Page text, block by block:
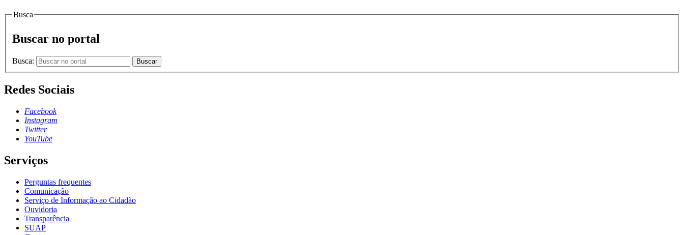
Busca
Buscar no portal
Busca: Buscar
Redes Sociais
Facebook
Instagram
Twitter
YouTube
Serviços
Perguntas frequentes
Comunicação
Serviço de Informação ao Cidadão
Ouvidoria
Transparência
SUAP